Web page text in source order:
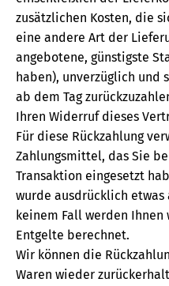
zusätzlichen Kosten, die
eine andere Art der
angebotene, günstigste
haben), unverzüglich und
ab dem Tag
Ihren Widerruf dieses
Für diese Rückzahlung
Zahlungsmittel, das Sie
Transaktion eingesetzt
wurde ausdrücklich
keinem Fall werden Ihnen
Entgelte berechnet.
Wir können die
Waren wieder